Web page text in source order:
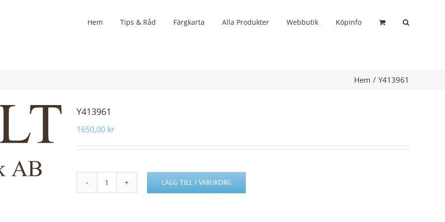
Hem Tips & Råd Färgkarta Alla Produkter Webbutik Köpinfo
Hem Y413961
Y413961
1650,00 kr
Y413961
LÄGG TILL I VARUKORG